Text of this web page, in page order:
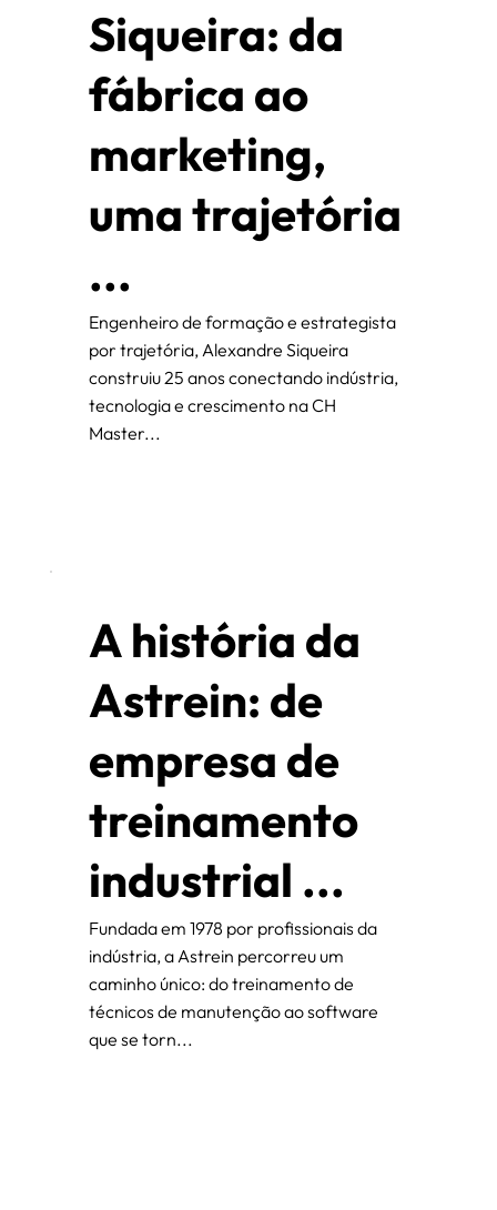
Siqueira: da
fábrica ao
marketing,
uma trajetória
...
Engenheiro de formação e estrategista
por trajetória, Alexandre Siqueira
construiu 25 anos conectando indústria,
tecnologia e crescimento na CH
Master...
A história da
Astrein: de
empresa de
treinamento
industrial ...
Fundada em 1978 por profissionais da
indústria, a Astrein percorreu um
caminho único: do treinamento de
técnicos de manutenção ao software
que se torn...